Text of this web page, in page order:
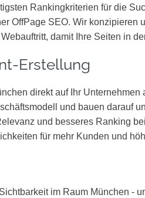
Rankingkriterien für die
OffPage SEO. Wir
damit Ihre Seiten in
Erstellung
direkt auf Ihr
und bauen darauf
und besseres Ranking
für mehr Kunden und
im Raum München